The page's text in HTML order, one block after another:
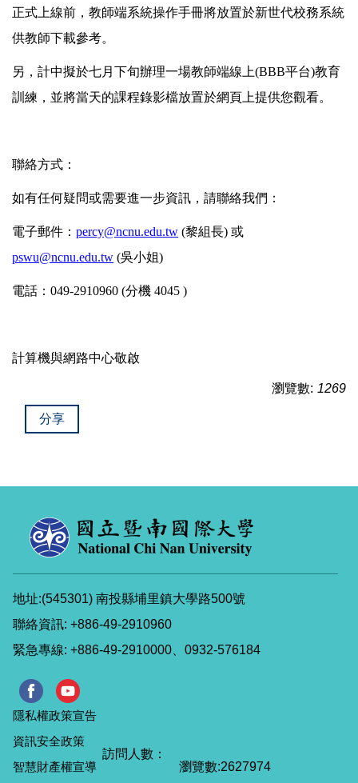
正式上線前，教師端系統操作手冊將放置於新世代校務系統
供教師下載參考。
另，計中擬於七月下旬辦理一場教師端線上(BBB平台)教育
訓練，並將當天的課程錄影檔放置於網頁上提供您觀看。
聯絡方式：
如有任何疑問或需要進一步資訊，請聯絡我們：
電子郵件： percy@ncnu.edu.tw (黎組長) 或
pswu@ncnu.edu.tw (吳小姐)
電話：049-2910960 (分機 4045 )
計算機與網路中心敬啟
瀏覽數: 1269
分享
瀏覽數:2627974
地址:(545301) 南投縣埔里鎮大學路500號
聯絡資訊: +886-49-2910960
緊急專線: +886-49-2910000、0932-576184
隱私權政策宣告
資訊安全政策
智慧財產權宣導